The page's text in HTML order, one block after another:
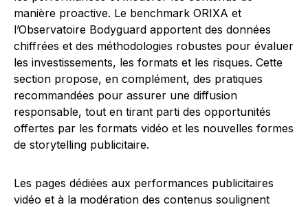
manière proactive. Le benchmark ORIXA et
l’Observatoire Bodyguard apportent des données
chiffrées et des méthodologies robustes pour évaluer
les investissements, les formats et les risques. Cette
section propose, en complément, des pratiques
recommandées pour assurer une diffusion
responsable, tout en tirant parti des opportunités
offertes par les formats vidéo et les nouvelles formes
de storytelling publicitaire.
Les pages dédiées aux performances publicitaires
vidéo et à la modération des contenus soulignent